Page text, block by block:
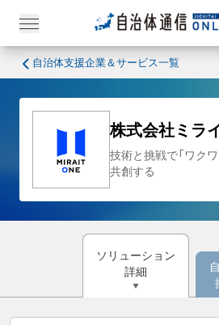
自治体支援企業＆サービス一覧
株式会社ミラ
技術と挑戦で「ワク
共創する
ソリューション
詳細